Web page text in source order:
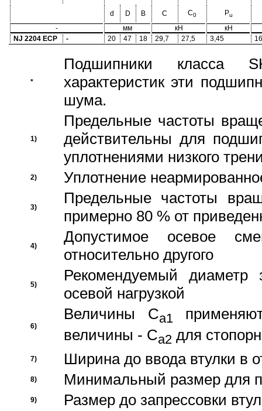
d D B C C0 Pu
- мм кН
кН
NJ 2204 ECP
- 20 47 18 29,7 27,5 3,45
*
Подшипники класса
характеристик эти
шума.
1)
Предельные частоты
действительны для
уплотнениями низкого
2) Уплотнение
3)
Предельные частоты
примерно 80 % от
4)
Допустимое осевое
относительно другого
5)
Рекомендуемый диаметр
осевой нагрузкой
6)
Величины Ca1
величины - Ca2 для
7) Ширина до ввода втулки в
8) Минимальный размер для
9) Размер до запрессовки